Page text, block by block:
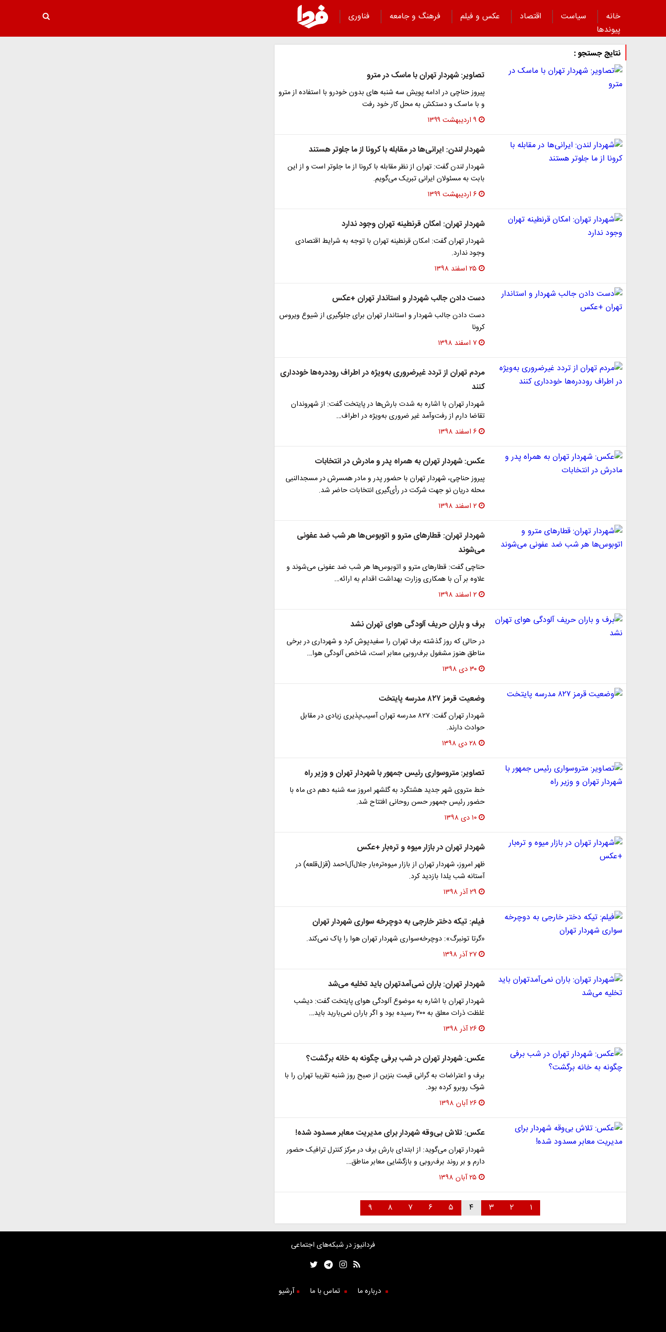
خانه سیاست اقتصاد عکس و فیلم فرهنگ و جامعه
فناوری
پیوند‌ها
نتایج جستجو :
تصاویر: شهردار تهران با ماسک در مترو
پیروز حناچی در ادامه پویش سه شنبه های بدون خودرو با استفاده از مترو
و با ماسک و‌ دستکش به محل کار خود رفت
۹ اردیبهشت ۱۳۹۹
شهردار لندن: ایرانی‌ها در مقابله با کرونا از ما جلوتر هستند
شهردار لندن گفت: تهران از نظر مقابله با کرونا از ما جلوتر است و از این
بابت به مسئولان ایرانی تبریک می‌گویم.
۶ اردیبهشت ۱۳۹۹
شهردار تهران: امکان قرنطینه تهران وجود ندارد
شهردار تهران گفت: امکان قرنطینه تهران با توجه به شرایط اقتصادی
وجود ندارد.
۲۵ اسفند ۱۳۹۸
دست دادن جالب شهردار و استاندار تهران +عکس
دست دادن جالب شهردار و استاندار تهران برای جلوگیری از شیوع ویروس
کرونا
۷ اسفند ۱۳۹۸
مردم تهران از تردد غیرضروری به‌ویژه در اطراف روددره‌ها خودداری
کنند
شهردار تهران با اشاره به شدت بارش‌ها در پایتخت گفت: از شهروندان
تقاضا دارم از رفت‌وآمد غیر ضروری به‌ویژه در اطراف…
۶ اسفند ۱۳۹۸
عکس: شهردار تهران به همراه پدر و مادرش در انتخابات
پیروز حناچی، شهردار تهران با حضور پدر و مادر همسرش در مسجدالنبی
محله دریان نو جهت شرکت در رأى‌گیرى انتخابات حاضر شد.
۲ اسفند ۱۳۹۸
شهردار تهران: قطار‌های مترو و اتوبوس‌ها هر شب ضد عفونی
می‌شوند
حناچی گفت: قطار‌های مترو و اتوبوس‌ها هر شب ضد عفونی می‌شوند و
علاوه بر آن با همکاری وزارت بهداشت اقدام به ارائه…
۲ اسفند ۱۳۹۸
برف و باران حریف آلودگی هوای تهران نشد
در حالی که روز گذشته برف تهران را سفیدپوش کرد و شهرداری در برخی
مناطق هنوز مشغول برف‌روبی معابر است، شاخص آلودگی هوا…
۳۰ دی ۱۳۹۸
وضعیت قرمز ۸۲۷ مدرسه پایتخت
شهردار تهران گفت: ۸۲۷ مدرسه تهران آسیب‌پذیری زیادی در مقابل
حوادث دارند.
۲۸ دی ۱۳۹۸
تصاویر: متروسواری رئیس جمهور با شهردار تهران و وزیر راه
خط متروی شهر جدید هشتگرد به گلشهر امروز سه شنبه دهم دی ماه با
حضور رئیس جمهور حسن روحانی افتتاح شد.
۱۰ دی ۱۳۹۸
شهردار تهران در بازار میوه و تره‎‌بار +عکس
ظهر امروز، شهردار تهران از بازار میوه‌تره‌بار جلال‌آل‌احمد (قزل‌قلعه) در
آستانه شب یلدا بازدید کرد.
۲۹ آذر ۱۳۹۸
فیلم: تیکه دختر خارجی به دوچرخه سواری شهردار تهران
«گرتا تونبرگ»: دوچرخه‌سواری شهردار تهران هوا را پاک نمی‌کند.
۲۷ آذر ۱۳۹۸
شهردار تهران: باران نمی‌آمدتهران باید تخلیه می‌شد
شهردار تهران با اشاره به موضوع آلودگی هوای پایتخت گفت: دیشب
غلظت ذرات معلق به ۲۰۰ رسیده بود و اگر باران نمی‌بارید باید…
۲۶ آذر ۱۳۹۸
عکس: شهردار تهران در شب برفی چگونه به خانه برگشت؟
برف و اعتراضات به گرانی قیمت بنزین از صبح روز شنبه تقریبا تهران را با
شوک روبرو کرده بود.
۲۶ آبان ۱۳۹۸
عکس: تلاش بی‌وقه شهردار برای مدیریت معابر مسدود شده!
شهردار تهران می‌گوید: از ابتدای بارش برف در مرکز کنترل ترافیک حضور
دارم و بر روند برف‌روبی و بازگشایی معابر مناطق…
۲۵ آبان ۱۳۹۸
۱ ۲ ۳ ۴ ۵ ۶ ۷ ۸ ۹
فردانیوز در شبکه‌های اجتماعی
درباره ما تماس با ما آرشیو